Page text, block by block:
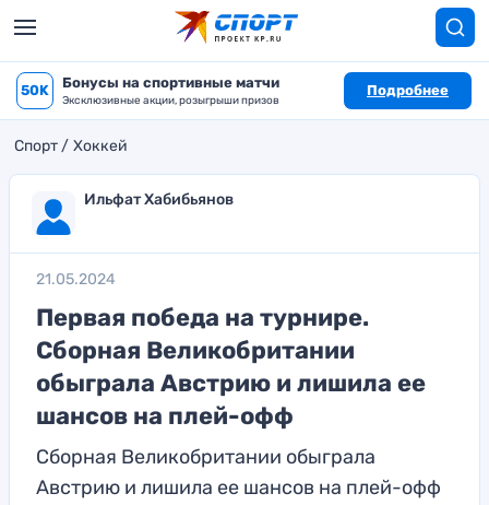
50K Бонусы на спортивные матчи
Эксклюзивные акции, розыгрыши призов
Подробнее
Спорт Хоккей
Ильфат Хабибьянов
21.05.2024
Первая победа на турнире.
Сборная Великобритании
обыграла Австрию и лишила ее
шансов на плей-офф
Сборная Великобритании обыграла
Австрию и лишила ее шансов на плей-офф